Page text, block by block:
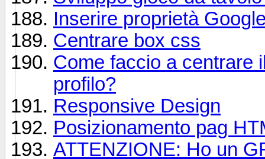
Inserire proprietà
Centrare box css
Come faccio a centrare
profilo?
Responsive Design
Posizionamento pag
ATTENZIONE: Ho un